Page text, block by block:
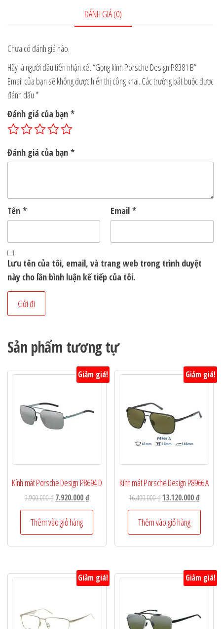
ĐÁNH GIÁ (0)
Chưa có đánh giá nào.
Hãy là người đầu tiên nhận xét “Gọng kính Porsche Design P8381 B”
Email của bạn sẽ không được hiển thị công khai. Các trường bắt buộc được
đánh dấu *
Đánh giá của bạn *
Đánh giá của bạn *
Tên * Email *
Lưu tên của tôi, email, và trang web trong trình duyệt
này cho lần bình luận kế tiếp của tôi.
Sản phẩm tương tự
Giảm giá!
Kính mát Porsche Design P8694 D
9.900.000₫Giá
gốc
là:
9.900.000 ₫.
7.920.000₫Giá
hiện
là:
7.920.000 ₫.
Thêm vào giỏ hàng
Giảm giá!
Kính mát Porsche Design P8966 A
16.400.000₫Giá
gốc
là:
16.400.000 ₫.
13.120.000₫Giá
hiện
là:
Thêm vào giỏ hàng
Giảm giá! Giảm giá!